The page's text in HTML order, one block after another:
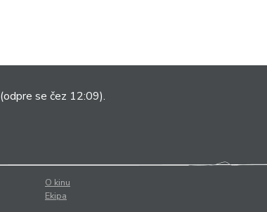
(odpre se čez 12:09).
O kinu
Ekipa